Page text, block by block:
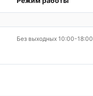
Без выходных 10:00-18:00